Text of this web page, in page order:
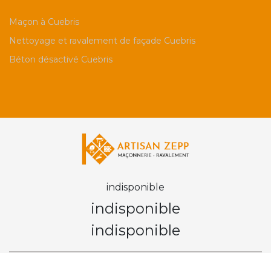
Maçon à Cuebris
Nettoyage et ravalement de façade Cuebris
Béton désactivé Cuebris
indisponible
indisponible
indisponible